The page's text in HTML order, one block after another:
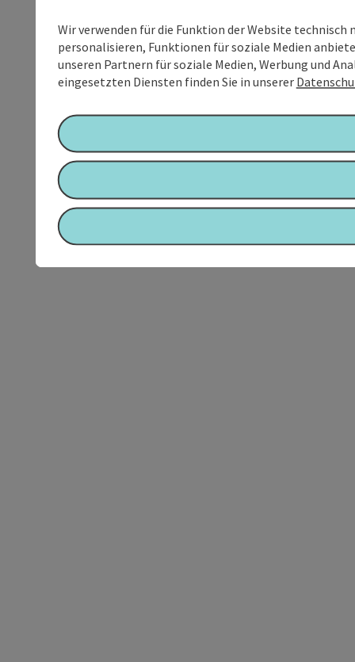
Wir verwenden für die Funktion der Website
personalisieren, Funktionen für soziale Medien
unseren Partnern für soziale Medien, Werbung und
eingesetzten Diensten finden Sie in unserer